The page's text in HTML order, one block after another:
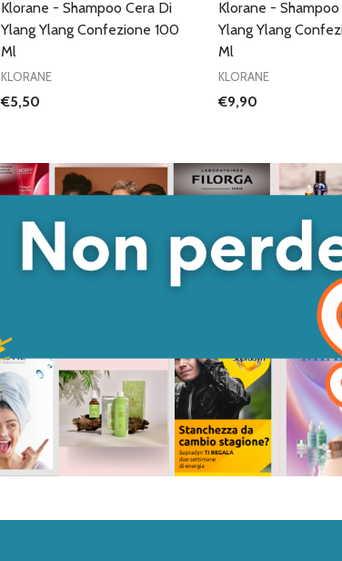
Klorane - Shampoo Cera Di
Ylang Ylang Confezione 100
Ml
KLORANE
€5,50
Klorane -
Ylang Ylang
Ml
KLORANE
€9,90